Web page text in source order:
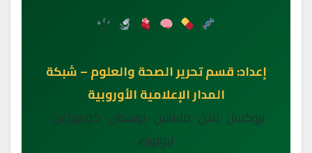
إعداد: قسم تحرير الصحة والعلوم – شبكة
المدار الإعلامية الأوروبية
بروكسل · لندن · ماينتس · بوسطن · كوبنهاغن ·
نيويورك